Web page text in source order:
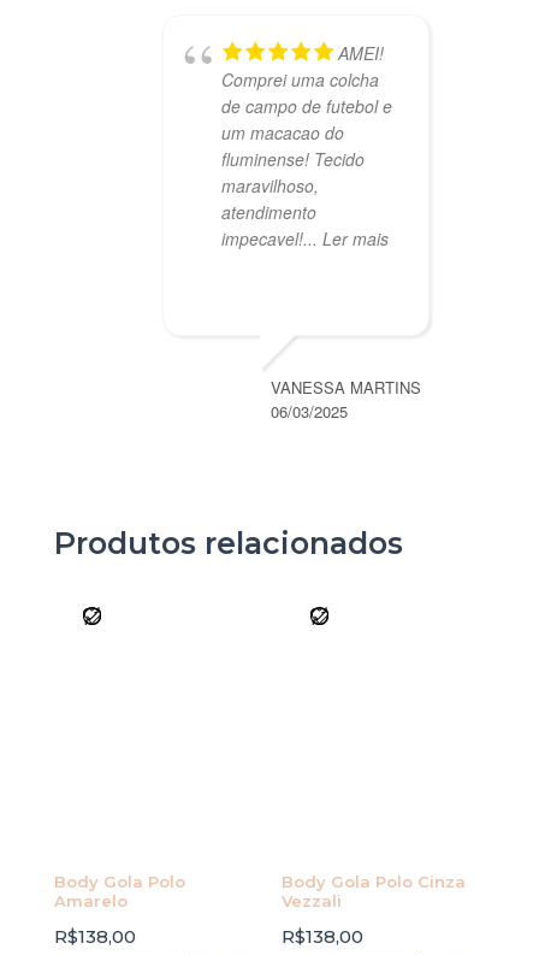
AMEI!
Comprei uma colcha
de campo de futebol e
um macacao do
fluminense! Tecido
maravilhoso,
atendimento
impecavel!... Ler mais
VANESSA MARTINS
06/03/2025
Produtos relacionados
Body Gola Polo
Amarelo
R$138,00
Body Gola Polo Cinza
Vezzali
R$138,00